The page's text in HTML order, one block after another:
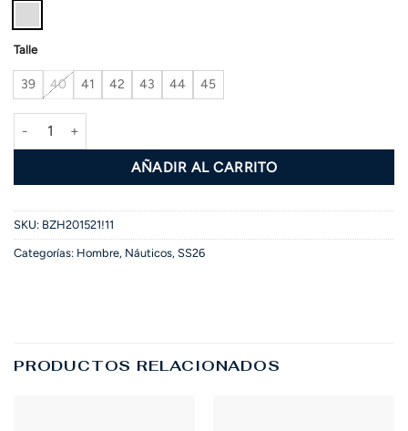
Talle
39 40 41 42 43 44 45
Náutico FREE cantidad
AÑADIR AL CARRITO
SKU: BZH201521!11
Categorías: Hombre, Náuticos, SS26
PRODUCTOS RELACIONADOS